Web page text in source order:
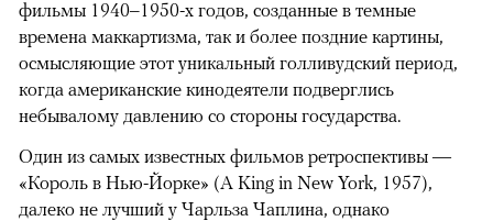
фильмы 1940–1950-х годов, созданные в темные
времена маккартизма, так и более поздние картины,
осмысляющие этот уникальный голливудский период,
когда американские кинодеятели подверглись
небывалому давлению со стороны государства.
Один из самых известных фильмов ретроспективы —
«Король в Нью-Йорке» (A King in New York, 1957),
далеко не лучший у Чарльза Чаплина, однако